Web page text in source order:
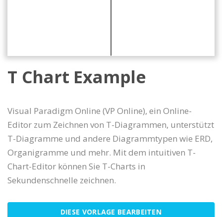
T Chart Example
Visual Paradigm Online (VP Online), ein Online-
Editor zum Zeichnen von T-Diagrammen, unterstützt
T-Diagramme und andere Diagrammtypen wie ERD,
Organigramme und mehr. Mit dem intuitiven T-
Chart-Editor können Sie T-Charts in
Sekundenschnelle zeichnen.
DIESE VORLAGE BEARBEITEN